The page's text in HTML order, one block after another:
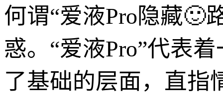
何谓“爱液Pro隐藏🙂
惑。“爱液Pro”代表
了基础的层面，直指